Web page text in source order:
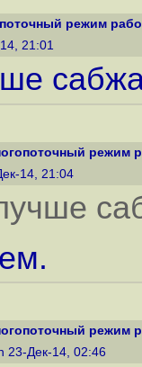
режим
21:01
режим
14, 21:04
режим
23-Дек-14, 02:46